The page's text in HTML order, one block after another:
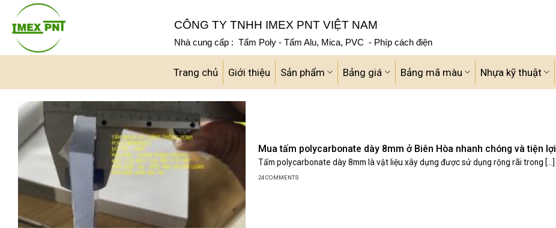
content
CÔNG TY TNHH IMEX PNT VIỆT NAM
Nhà cung cấp : Tấm Poly - Tấm Alu, Mica, PVC - Phíp cách điện
Trang chủ Giới thiệu Sản phẩm Bảng giá Bảng mã màu Nhựa kỹ thuật
Mua tấm polycarbonate dày 8mm ở Biên Hòa nhanh chóng và tiện lợi
Tấm polycarbonate dày 8mm là vật liệu xây dựng được sử dụng rộng rãi trong [...]
24 COMMENTS